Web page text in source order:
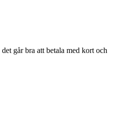
går bra att betala med kort och